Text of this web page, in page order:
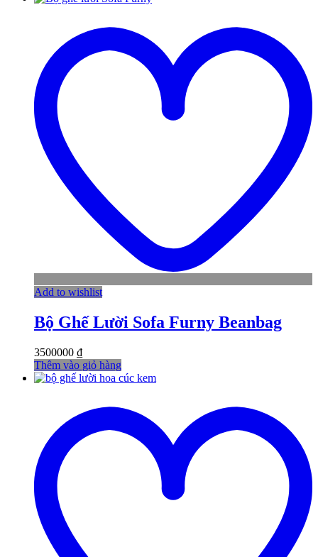
Add to wishlist
Bộ Ghế Lười Sofa Furny Beanbag
3500000 ₫
Thêm vào giỏ hàng